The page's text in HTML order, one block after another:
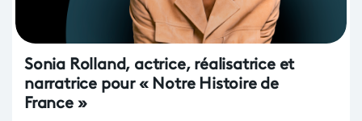
Sonia Rolland, actrice, réalisatrice et
narratrice pour « Notre Histoire de
France »